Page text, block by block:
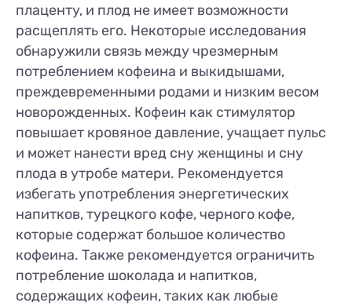
плаценту, и плод не имеет возможности
расщеплять его. Некоторые исследования
обнаружили связь между чрезмерным
потреблением кофеина и выкидышами,
преждевременными родами и низким весом
новорожденных. Кофеин как стимулятор
повышает кровяное давление, учащает пульс
и может нанести вред сну женщины и сну
плода в утробе матери. Рекомендуется
избегать употребления энергетических
напитков, турецкого кофе, черного кофе,
которые содержат большое количество
кофеина. Также рекомендуется ограничить
потребление шоколада и напитков,
содержащих кофеин, таких как любые